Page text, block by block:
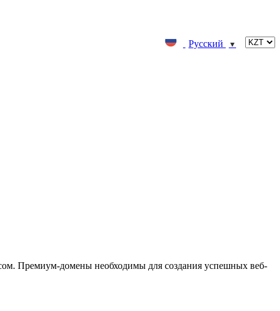
Русский
▼
Премиум-домены необходимы для создания успешных веб-